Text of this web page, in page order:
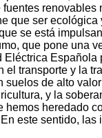
que ser ecológica
se está
que pone una
transporte y la
de alto
y la
heredado
este sentido,